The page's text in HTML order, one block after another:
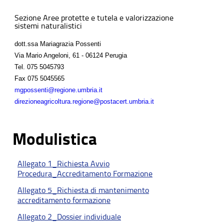
Sezione Aree protette e tutela e valorizzazione
sistemi naturalistici
dott.ssa Mariagrazia Possenti
Via Mario Angeloni, 61 - 06124 Perugia
Tel. 075 5045793
Fax 075 5045565
mgpossenti@regione.umbria.it
direzioneagricoltura.regione@postacert.umbria.it
Modulistica
Allegato 1_Richiesta Avvio
Procedura_Accreditamento Formazione
Allegato 5_Richiesta di mantenimento
accreditamento formazione
Allegato 2_Dossier individuale